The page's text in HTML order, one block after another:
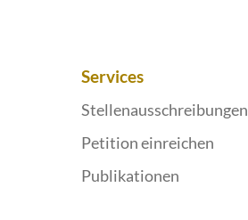
Services
Stellenausschreibungen
Petition einreichen
Publikationen